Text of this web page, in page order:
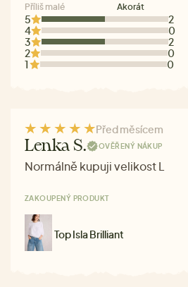
5
2
4
0
3
2
2
0
1
0
Příliš malé Akorát
Před měsícem
Lenka S. OVĚŘENÝ NÁKUP
Normálně kupuji velikost L
ZAKOUPENÝ PRODUKT
Top Isla Brilliant